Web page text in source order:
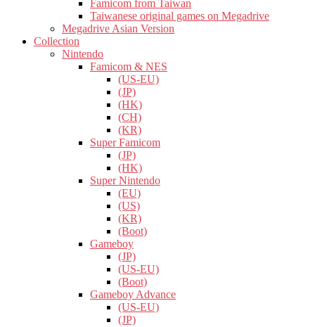
Famicom from Taiwan
Taiwanese original games on Megadrive
Megadrive Asian Version
Collection
Nintendo
Famicom & NES
(US-EU)
(JP)
(HK)
(CH)
(KR)
Super Famicom
(JP)
(HK)
Super Nintendo
(EU)
(US)
(KR)
(Boot)
Gameboy
(JP)
(US-EU)
(Boot)
Gameboy Advance
(US-EU)
(JP)